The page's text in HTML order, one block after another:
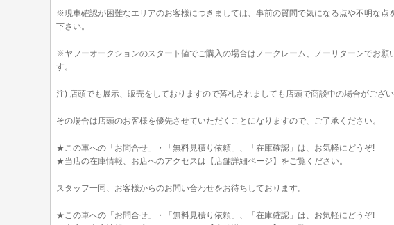
※現車確認が困難なエリアのお客様につきましては、事前の質問で気になる点や不明な点
下さい。
※ヤフーオークションのスタート値でご購入の場合はノークレーム、ノーリターンでお願
す。
注) 店頭でも展示、販売をしておりますので落札されましても店頭で商談中の場合がござい
その場合は店頭のお客様を優先させていただくことになりますので、ご了承ください。
★この車への「お問合せ」・「無料見積り依頼」、「在庫確認」は、お気軽にどうぞ!
★当店の在庫情報、お店へのアクセスは【店舗詳細ページ】をご覧ください。
スタッフ一同、お客様からのお問い合わせをお待ちしております。
★この車への「お問合せ」・「無料見積り依頼」、「在庫確認」は、お気軽にどうぞ!